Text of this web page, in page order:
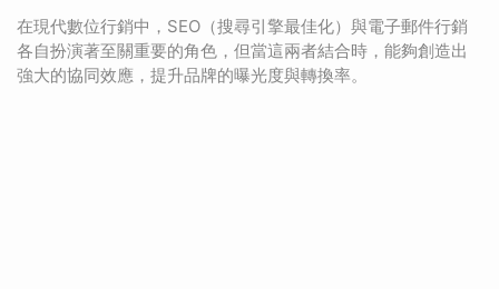
在現代數位行銷中，SEO（搜尋引擎最佳化）與電子郵件行銷
各自扮演著至關重要的角色，但當這兩者結合時，能夠創造出
強大的協同效應，提升品牌的曝光度與轉換率。